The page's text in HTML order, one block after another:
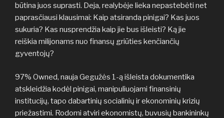
būtina juos suprasti. Deja, realybėje lieka nepastebėti net
paprasčiausi klausimai: Kaip atsiranda pinigai? Kas juos
sukuria? Kas nusprendžia kaip jie bus išleisti? Ką jie
reiškia milijonams nuo finansų griūties kenčiančių
gyventojų?
97% Owned, nauja Gegužės 1-ą išleista dokumentika
atskleidžia kodėl pinigai, manipuliuojami finansinių
institucijų, tapo dabartinių socialinių ir ekonominių krizių
priežastimi. Rodomi atviri ekonomistų, buvusių bankininkų